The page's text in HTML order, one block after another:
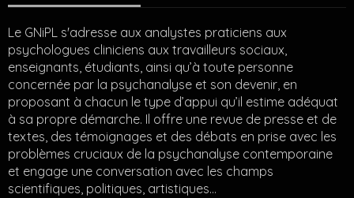
Le GNiPL s'adresse aux analystes praticiens aux
psychologues cliniciens aux travailleurs sociaux,
enseignants, étudiants, ainsi qu’à toute personne
concernée par la psychanalyse et son devenir, en
proposant à chacun le type d’appui qu’il estime adéquat
à sa propre démarche. Il offre une revue de presse et de
textes, des témoignages et des débats en prise avec les
problèmes cruciaux de la psychanalyse contemporaine
et engage une conversation avec les champs
scientifiques, politiques, artistiques…